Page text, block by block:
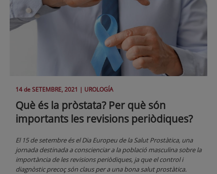
14 deSETEMBRE, 2021 | UROLOGÍA
Què és la pròstata? Per què són
importants les revisions periòdiques?
El 15 de setembre és el Dia Europeu de la Salut Prostàtica, una
jornada destinada a conscienciar a la població masculina sobre la
importància de les revisions periòdiques, ja que el control i
diagnòstic precoç són claus per a una bona salut prostàtica.